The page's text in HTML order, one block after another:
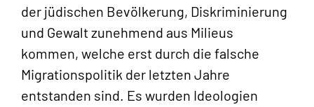
der jüdischen Bevölkerung, Diskriminierung
und Gewalt zunehmend aus Milieus
kommen, welche erst durch die falsche
Migrationspolitik der letzten Jahre
entstanden sind. Es wurden Ideologien